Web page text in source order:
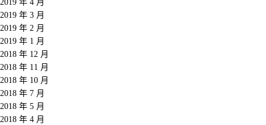
2019 年 4 月
2019 年 3 月
2019 年 2 月
2019 年 1 月
2018 年 12 月
2018 年 11 月
2018 年 10 月
2018 年 7 月
2018 年 5 月
2018 年 4 月